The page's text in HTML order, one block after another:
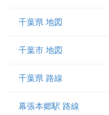
千葉県 地図
千葉市 地図
千葉県 路線
幕張本郷駅 路線